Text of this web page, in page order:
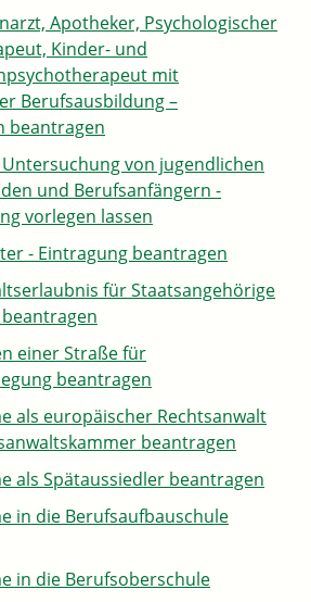
Apotheker, Psychologischer
Kinder- und
mit
Berufsausbildung –
beantragen
von jugendlichen
und Berufsanfängern -
vorlegen lassen
- Eintragung beantragen
für Staatsangehörige
einer Straße für
beantragen
als europäischer Rechtsanwalt
beantragen
als Spätaussiedler beantragen
in die Berufsaufbauschule
in die Berufsoberschule